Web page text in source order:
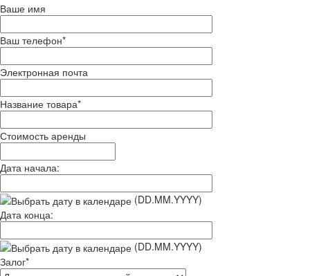
Ваше имя
Ваш телефон*
Электронная почта
Название товара*
Стоимость аренды
Дата начала:
(DD.MM.YYYY)
Дата конца:
(DD.MM.YYYY)
Залог*